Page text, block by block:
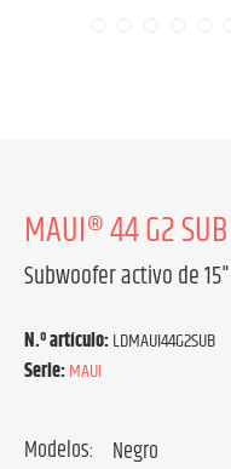
MAUI® 44 G2 SUB
Subwoofer activo de
N.º artículo:LDMAUI44G2SUB
Serie:MAUI
Modelos: